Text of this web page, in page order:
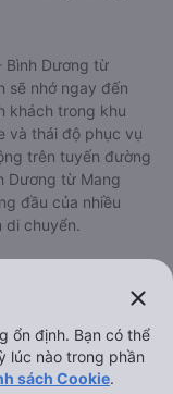
Bình Dương từ
sẽ nhớ ngay đến
khách trong khu
và thái độ phục vụ
trên tuyến đường
Dương từ Mang
đầu của nhiều
di chuyển.
close
ổn định. Bạn có thể
lúc nào trong phần
sách Cookie.